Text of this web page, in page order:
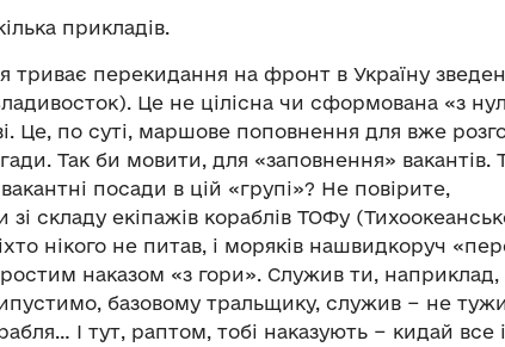
прикладів.
триває перекидання на фронт в Україну
Це не цілісна чи сформована «з
Це, по суті, маршове поповнення для вже
Так би мовити, для «заповнення» вакантів.
посади в цій «групі»? Не повірите,
складу екіпажів кораблів ТОФу
нікого не питав, і моряків нашвидкоруч
наказом «з гори». Служив ти, наприклад,
базовому тральщику, служив − не
І тут, раптом, тобі наказують − кидай все